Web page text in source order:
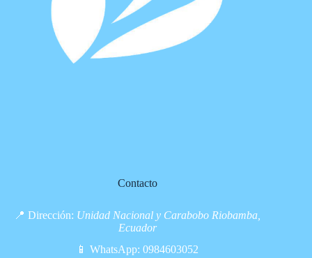
Contacto
📍 Dirección: Unidad Nacional y Carabobo Riobamba,
Ecuador
📱 WhatsApp:0984603052